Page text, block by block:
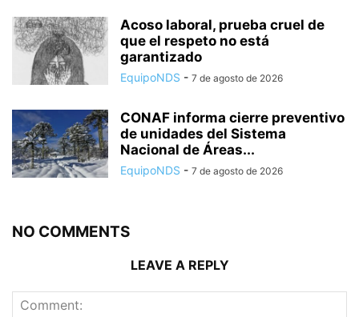
Acoso laboral, prueba cruel de
que el respeto no está
garantizado
EquipoNDS - 7 de agosto de 2026
CONAF informa cierre preventivo
de unidades del Sistema
Nacional de Áreas...
EquipoNDS - 7 de agosto de 2026
NO COMMENTS
LEAVE A REPLY